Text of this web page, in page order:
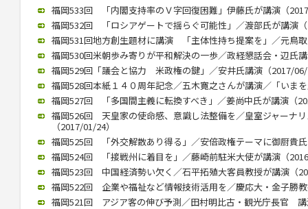
福岡533回 「内閣支持率のＶ字回復困難」伊藤氏が講演（
福岡532回 「ロシアゲートで揺らぐ可能性」／渡部氏が講演
福岡531回地方創生題材に講演 「主体性持ち提案を」／元鳥
福岡530回米朝歩み寄りが平和解決の一歩／政経懇話会・辺氏
福岡529回「議会と協力 米政権の鍵」／安井氏講演（2017/
福岡528回本紙１４０周年記念／五木寛之さんが講演／「いま
福岡527回 「多国間主義に転換すべき」／姜尚中氏が講演（
福岡526回 天皇家の使命感、意識し法整備を／皇室ジャーナ
（2017/01/24）
福岡525回 「外交解散あり得る」／安倍政権テーマに御厨貴
福岡524回 「接戦州に着目を」／藤崎前駐米大使が講演（
福岡523回 中国経済勢い欠く／石平拓殖大客員教授が講演（
福岡522回 企業や福祉など情報技術活用を／慶応大・金子勝
福岡521回 アジア客の伸び予測／田村明比古・観光庁長官 講